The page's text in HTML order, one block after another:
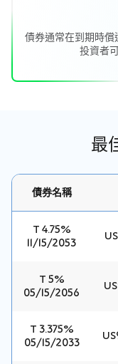
債券通常在到期時
投資者
最
債券名稱
T 4.75%
11/15/2053
T 5%
05/15/2056
T 3.375%
05/15/2033